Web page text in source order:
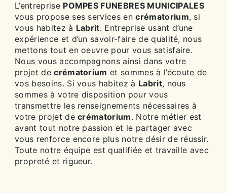
L’entreprise POMPES FUNEBRES MUNICIPALES
vous propose ses services encrématorium, si
vous habitez à Labrit. Entreprise usant d’une
expérience et d’un savoir-faire de qualité, nous
mettons tout en oeuvre pour vous satisfaire.
Nous vous accompagnons ainsi dans votre
projet decrématorium et sommes à l’écoute de
vos besoins. Si vous habitez à Labrit, nous
sommes à votre disposition pour vous
transmettre les renseignements nécessaires à
votre projet decrématorium. Notre métier est
avant tout notre passion et le partager avec
vous renforce encore plus notre désir de réussir.
Toute notre équipe est qualifiée et travaille avec
propreté et rigueur.